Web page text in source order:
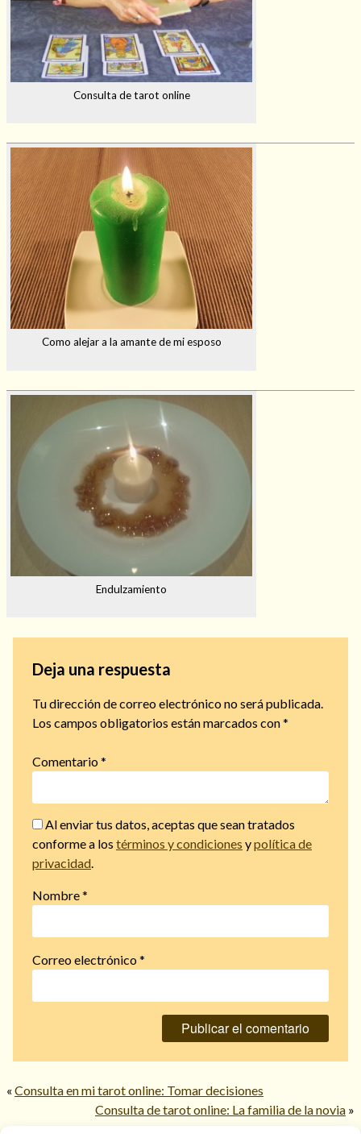
Consulta de tarot online
Como alejar a la amante de mi esposo
Endulzamiento
Deja una respuesta
Tu dirección de correo electrónico no será publicada.
Los campos obligatorios están marcados con*
Comentario*
Al enviar tus datos, aceptas que sean tratados
conforme a los términos y condiciones ypolítica de
privacidad.
Nombre*
Correo electrónico*
« Consulta en mi tarot online: Tomar decisiones
Consulta de tarot online: La familia de la novia »